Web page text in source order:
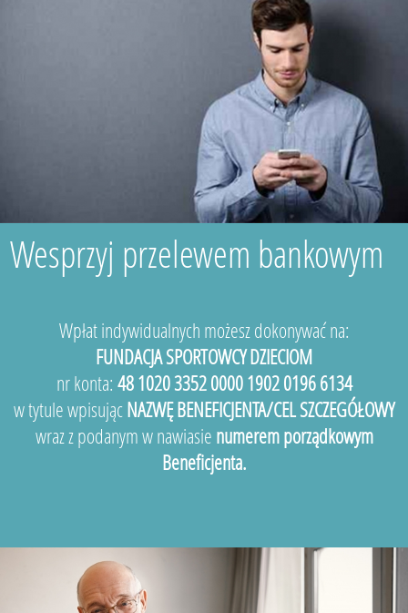
Wesprzyj przelewem bankowym
Wpłat indywidualnych możesz dokonywać na:
FUNDACJA SPORTOWCY DZIECIOM
nr konta: 48 1020 3352 0000 1902 0196 6134
w tytule wpisującNAZWĘ BENEFICJENTA/CEL SZCZEGÓŁOWY
wraz z podanym w nawiasie numerem porządkowym
Beneficjenta.